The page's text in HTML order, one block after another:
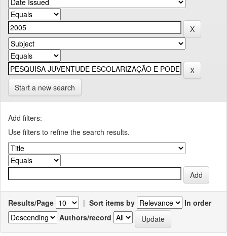
Start a new search
Add filters:
Use filters to refine the search results.
Results/Page | Sort items by
In order
Authors/record